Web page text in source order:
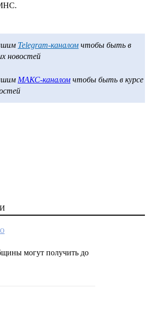
Telegram-каналом чтобы быть в
новостей
МАКС-каналом чтобы быть в курсе
могут получить до